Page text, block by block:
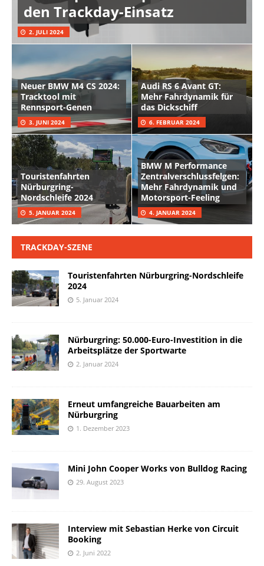
den Trackday-Einsatz
2. JULI 2024
Neuer BMW M4 CS 2024:
Tracktool mit
Rennsport-Genen
3. JUNI 2024
Audi RS 6 Avant GT:
Mehr Fahrdynamik für
das Dickschiff
6. FEBRUAR 2024
Touristenfahrten
Nürburgring-
Nordschleife 2024
5. JANUAR 2024
BMW M Performance
Zentralverschlussfelgen:
Mehr Fahrdynamik und
Motorsport-Feeling
4. JANUAR 2024
TRACKDAY-SZENE
Touristenfahrten Nürburgring-Nordschleife
2024
5. Januar 2024
Nürburgring: 50.000-Euro-Investition in die
Arbeitsplätze der Sportwarte
2. Januar 2024
Erneut umfangreiche Bauarbeiten am
Nürburgring
1. Dezember 2023
Mini John Cooper Works von Bulldog Racing
29. August 2023
Interview mit Sebastian Herke von Circuit
Booking
2. Juni 2022